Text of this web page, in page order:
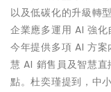
以及低碳化的升級轉
企業應多運用 AI 強
今年提供多項 AI 方
慧 AI 銷售員及智慧
點。杜奕瑾提到，中